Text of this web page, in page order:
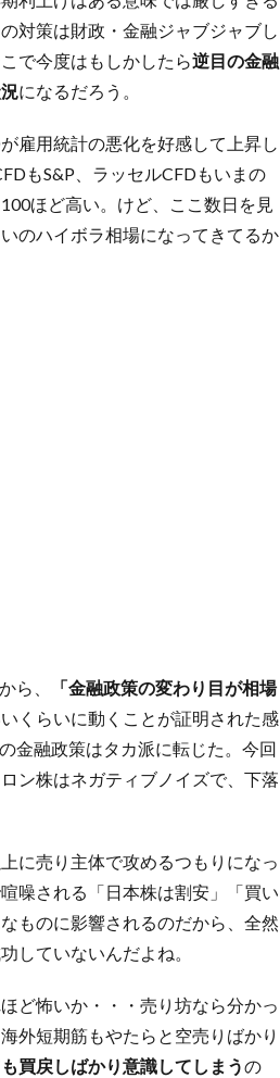
対策は財政・金融ジャブジャブし
で今度はもしかしたら逆目の金融
になるだろう。
雇用統計の悪化を好感して上昇し
もS&P、ラッセルCFDもいまの
ほど高い。けど、ここ数日を見
のハイボラ相場になってきてるか
ら、
「金融政策の変わり目が相場
くらいに動くことが証明された感
金融政策はタカ派に転じた。今回
ン株はネガティブノイズで、下落
に売り主体で攻めるつもりになっ
噪される「日本株は割安」「買い
ものに影響されるのだから、全然
していないんだよね。
ど怖いか・・・売り坊なら分かっ
外短期筋もやたらと空売りばかり
買戻しばかり意識してしまうの